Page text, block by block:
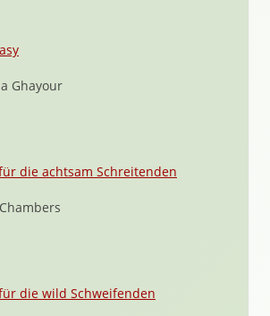
Ghayour
die achtsam Schreitenden
die wild Schweifenden